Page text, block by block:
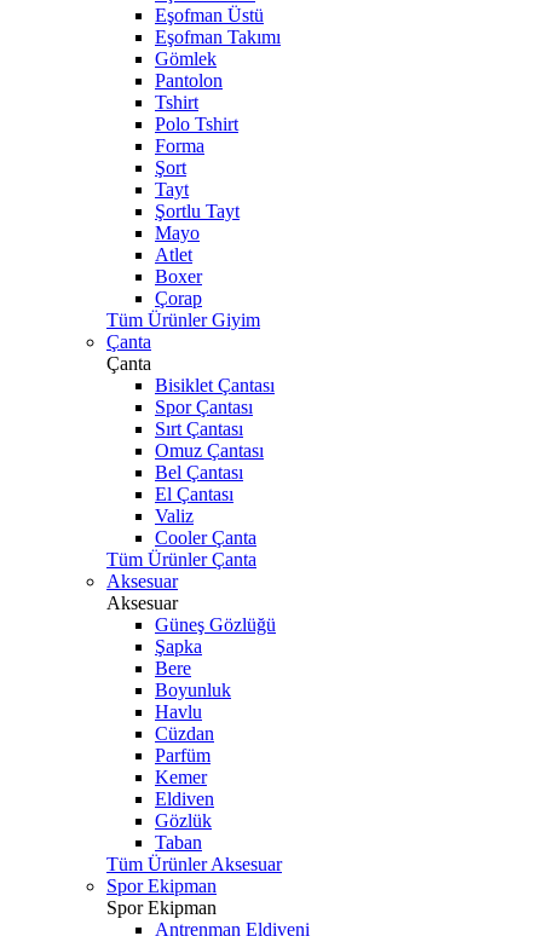
Eşofman Üstü
Eşofman Takımı
Gömlek
Pantolon
Tshirt
Polo Tshirt
Forma
Şort
Tayt
Şortlu Tayt
Mayo
Atlet
Boxer
Çorap
Tüm Ürünler Giyim
Çanta
Çanta
Bisiklet Çantası
Spor Çantası
Sırt Çantası
Omuz Çantası
Bel Çantası
El Çantası
Valiz
Cooler Çanta
Tüm Ürünler Çanta
Aksesuar
Aksesuar
Güneş Gözlüğü
Şapka
Bere
Boyunluk
Havlu
Cüzdan
Parfüm
Kemer
Eldiven
Gözlük
Taban
Tüm Ürünler Aksesuar
Spor Ekipman
Spor Ekipman
Antrenman Eldiveni